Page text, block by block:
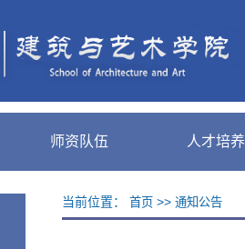
师资队伍 人才培养
当前位置： 首页 >> 通知公告